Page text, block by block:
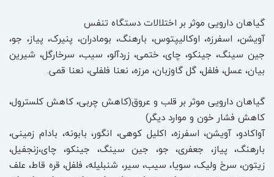
گیاهان دارویی موثر بر اختلالات دستگاه تنفس
آویشن، اسفرزه، اوکالیپتوس، بارهنگ، بومادران، پنیرک، پیاز، جو،
جین سینگ، جینکو، چای، ختمی، زردآلو، سیب، سرخارگل، شیرین
بیان، عسل، فلفل، گل گاوزبان، مرزه، نعنا فلفلی، نعنا قمی.
گیاهان دارویی موثر بر قلب و عروق(کاهش چربی، کاهش کلسترول،
کاهش فشار خون و موارد دیگر)
آواکادو، آویشن، اسفرزه، اکلیل کوهی، انگور، بابونه، بادام زمینی،
بارهنگ، پیاز، جعفری، جو، جین سینگ، جینکو، چای،زنجفیل،
زیتون، سرخ ولیک، سویا، سیب، سیر، شنبلیله، فلفل، قره قاط، علف